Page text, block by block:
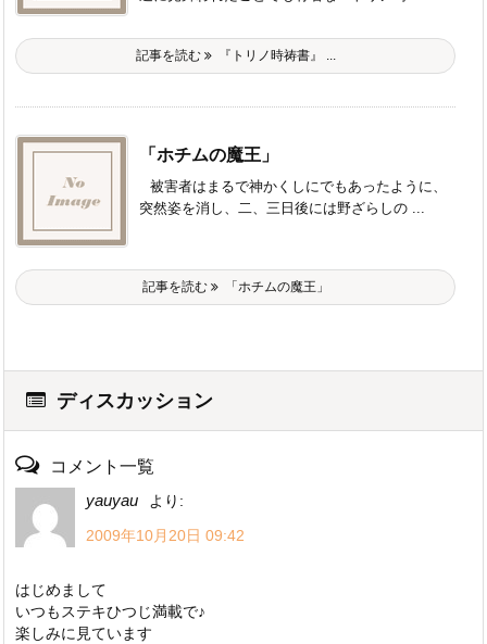
記事を読む 『トリノ時祷書』 ...
「ホチムの魔王」
被害者はまるで神かくしにでもあったように、
突然姿を消し、二、三日後には野ざらしの ...
記事を読む 「ホチムの魔王」
ディスカッション
コメント一覧
yauyau
より:
2009年10月20日 09:42
はじめまして
いつもステキひつじ満載で♪
楽しみに見ています